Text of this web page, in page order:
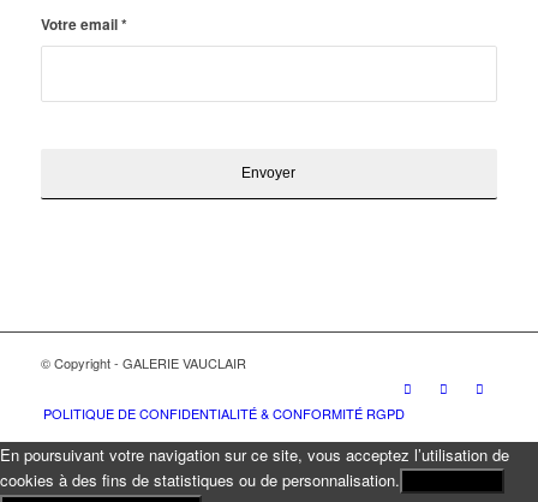
Votre email*
© Copyright - GALERIE VAUCLAIR
POLITIQUE DE CONFIDENTIALITÉ & CONFORMITÉ RGPD
En poursuivant votre navigation sur ce site, vous acceptez l’utilisation de
cookies à des fins de statistiques ou de personnalisation.